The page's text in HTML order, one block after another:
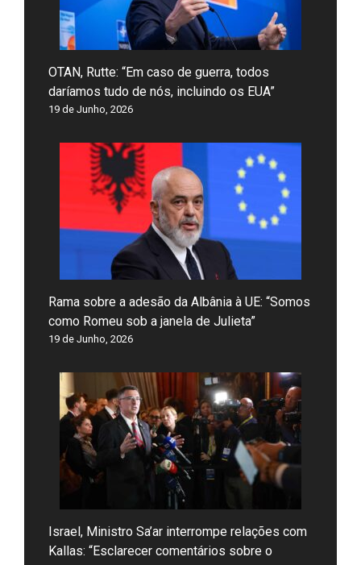
OTAN, Rutte: “Em caso de guerra, todos
daríamos tudo de nós, incluindo os EUA”
19 de Junho, 2026
Rama sobre a adesão da Albânia à UE: “Somos
como Romeu sob a janela de Julieta”
19 de Junho, 2026
Israel, Ministro Sa’ar interrompe relações com
Kallas: “Esclarecer comentários sobre o